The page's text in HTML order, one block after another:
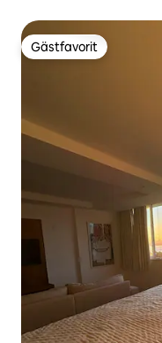
Gästfavorit
Gästfavorit